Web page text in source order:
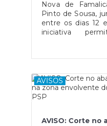
colaboração
eventuais
durante a
Nova de
Pinto de Sousa,
entre os dias 12
iniciativa
depositar e
nos ecopontos
ação
reciclagem,
AVISOS
AVISO: Corte no